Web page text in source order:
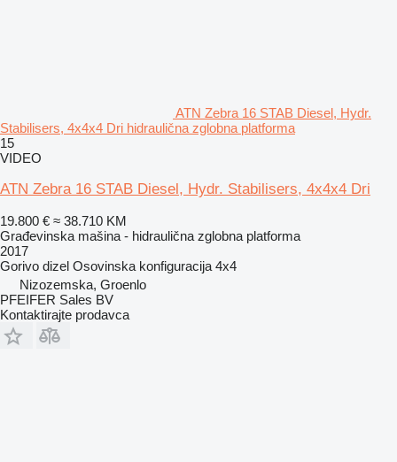
ATN Zebra 16 STAB Diesel, Hydr.
Stabilisers, 4x4x4 Dri hidraulična zglobna platforma
15
VIDEO
ATN Zebra 16 STAB Diesel, Hydr. Stabilisers, 4x4x4 Dri
19.800 € ≈ 38.710 KM
Građevinska mašina - hidraulična zglobna platforma
2017
Gorivo dizel Osovinska konfiguracija 4x4
Nizozemska, Groenlo
PFEIFER Sales BV
Kontaktirajte prodavca